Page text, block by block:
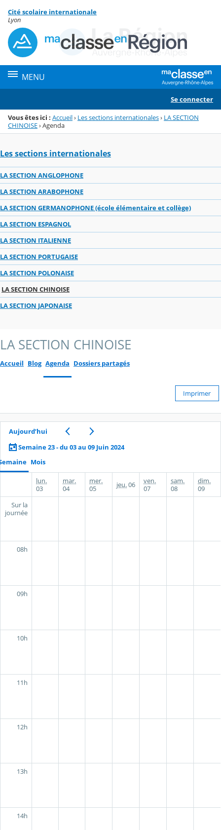
Menu de la rubrique
Contenu
Cité scolaire internationale
Lyon
MENU
Se connecter
Vous êtes ici : Accueil› Les sections internationales› LA SECTION
CHINOISE›Agenda
Les sections internationales
LA SECTION ANGLOPHONE
LA SECTION ARABOPHONE
LA SECTION GERMANOPHONE (école élémentaire et collège)
LA SECTION ESPAGNOL
LA SECTION ITALIENNE
LA SECTION PORTUGAISE
LA SECTION POLONAISE
LA SECTION CHINOISE
LA SECTION JAPONAISE
LA SECTION CHINOISE
Accueil Blog Agenda Dossiers partagés
Imprimer
Aujourd’hui
Semaine 23 - du 03 au 09 Juin 2024
Mois
lun.
03
mar.
04
mer.
05
jeu.06
ven.
07
sam.
08
dim.
09
Sur la
journée
08h
09h
10h
11h
12h
13h
14h